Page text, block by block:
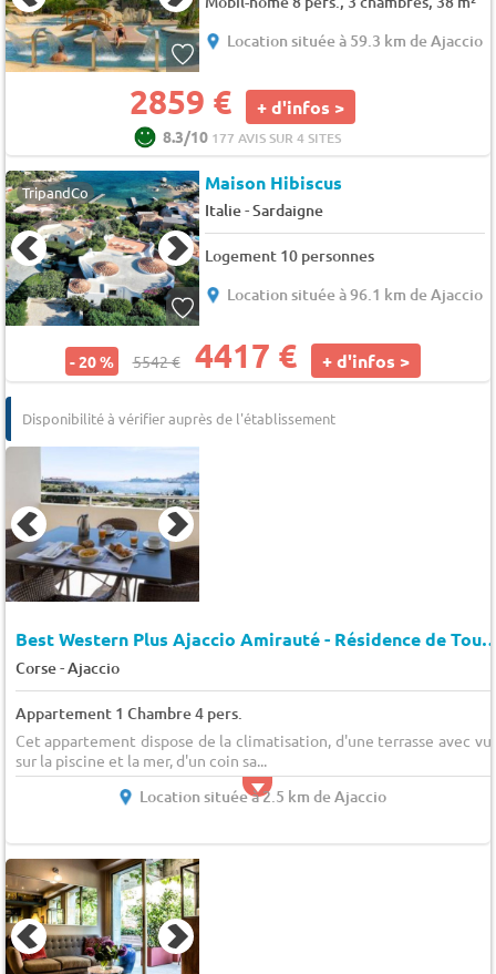
Location située à 59.3 km de Ajaccio
2859 € + d'infos >
8.3/10 177 AVIS SUR 4 SITES
TripandCo Maison Hibiscus
Italie-Sardaigne
Logement 10 personnes
Location située à 96.1 km de Ajaccio
- 20 % 5542 € 4417 € + d'infos >
Disponibilité à vérifier auprès de l'établissement
Best Western Plus Ajaccio Amirauté - Résidence
Corse-Ajaccio
Appartement 1 Chambre 4 pers.
Cet appartement dispose de la climatisation, d'une terrasse avec
sur la piscine et la mer, d'un coin sa...
Location située à 2.5 km de Ajaccio